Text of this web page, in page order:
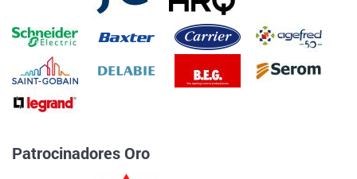
Patrocinadores Oro